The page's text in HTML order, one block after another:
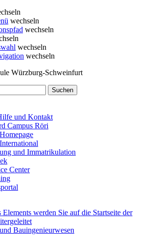
wechseln
wechseln
wechseln
wechseln
Würzburg-Schweinfurt
und Kontakt
Campus Röri
und Immatrikulation
Center
Bauingenieurwesen